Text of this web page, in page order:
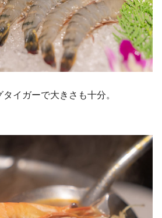
イガーで大きさも十分。